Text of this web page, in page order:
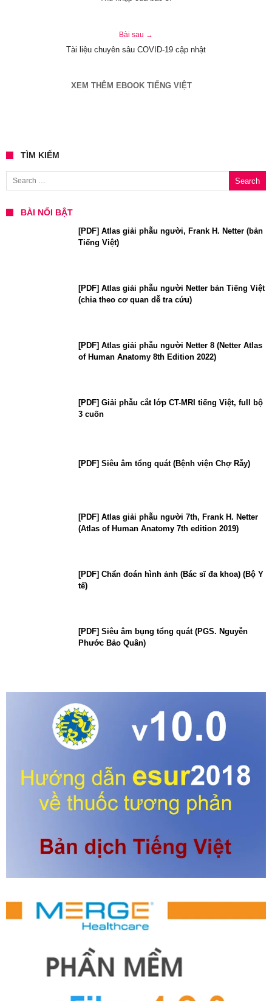
Bài sau →
Tài liệu chuyên sâu COVID-19 cập nhật
XEM THÊM EBOOK TIẾNG VIỆT
TÌM KIẾM
Search for:
BÀI NỔI BẬT
[PDF] Atlas giải phẫu người, Frank H. Netter (bản
Tiếng Việt)
[PDF] Atlas giải phẫu người Netter bản Tiếng Việt
(chia theo cơ quan dễ tra cứu)
[PDF] Atlas giải phẫu người Netter 8 (Netter Atlas
of Human Anatomy 8th Edition 2022)
[PDF] Giải phẫu cắt lớp CT-MRI tiếng Việt, full bộ
3 cuốn
[PDF] Siêu âm tổng quát (Bệnh viện Chợ Rẫy)
[PDF] Atlas giải phẫu người 7th, Frank H. Netter
(Atlas of Human Anatomy 7th edition 2019)
[PDF] Chẩn đoán hình ảnh (Bác sĩ đa khoa) (Bộ Y
tế)
[PDF] Siêu âm bụng tổng quát (PGS. Nguyễn
Phước Bảo Quân)